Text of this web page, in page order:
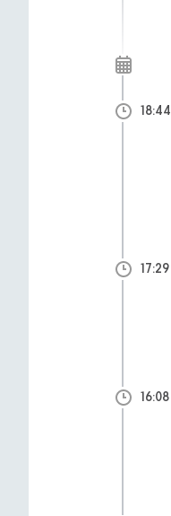
18:44
17:29
16:08